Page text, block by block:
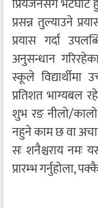
प्रियजनसँग
प्रसन्न तुल्याउने
प्रयास गर्दा
अनुसन्धान
स्कूले
प्रतिशत भाग्यबल
शुभ रङ नीलो/
नहुने काम छ वा
सः शनैश्चराय नमः
प्रारम्भ गर्नुहोला,